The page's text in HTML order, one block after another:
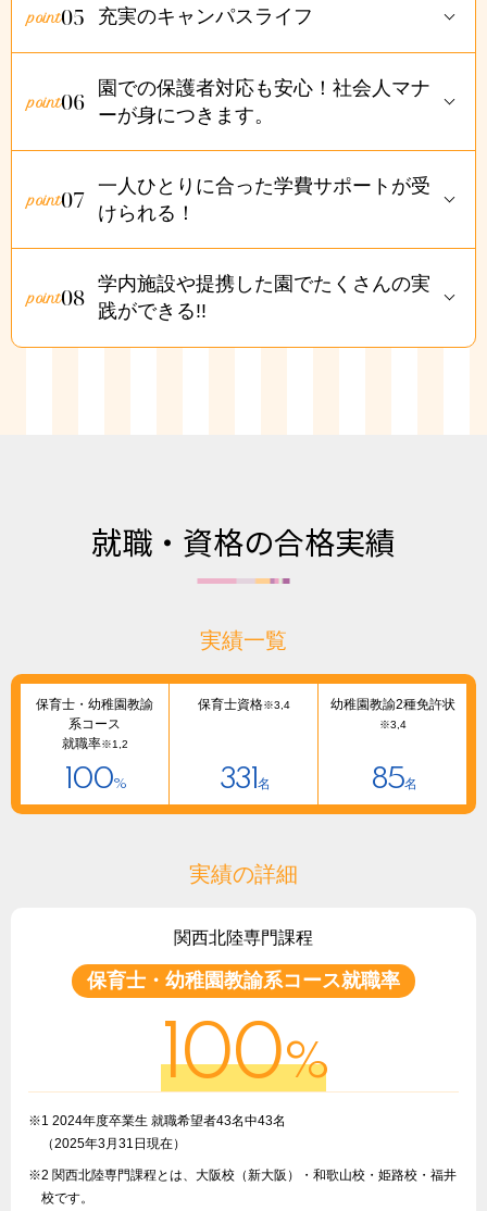
05 充実のキャンパスライフ
06
園での保護者対応も安心！社会人マナ
ーが身につきます。
07
一人ひとりに合った学費サポートが受
けられる！
08
学内施設や提携した園でたくさんの実
践ができる!!
就職・資格の合格実績
実績一覧
保育士・幼稚園教諭
系コース
就職率※1,2
100%
保育士資格※3,4
331 名
幼稚園教諭2種免許状
※3,4
85名
実績の詳細
関西北陸専門課程
保育士・幼稚園教諭系コース就職率
100%
※1 2024年度卒業生 就職希望者43名中43名
（2025年3月31日現在）
※2 関西北陸専門課程とは、大阪校（新大阪）・和歌山校・姫路校・福井
校です。